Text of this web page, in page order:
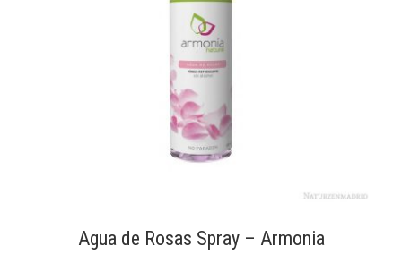
Agua de Rosas Spray – Armonia